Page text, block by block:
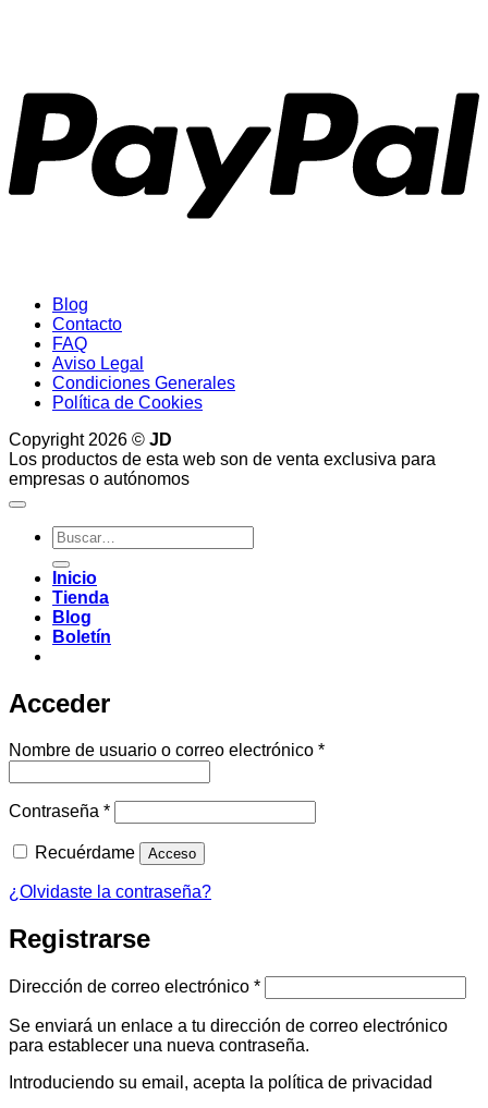
Blog
Contacto
FAQ
Aviso Legal
Condiciones Generales
Política de Cookies
Copyright 2026 © JD
Los productos de esta web son de venta exclusiva para
empresas o autónomos
Buscar
por:
Inicio
Tienda
Blog
Boletín
Acceder
Nombre de usuario o correo electrónico *Obligatorio
Contraseña *Obligatorio
Recuérdame Acceso
¿Olvidaste la contraseña?
Registrarse
Dirección de correo electrónico *Obligatorio
Se enviará un enlace a tu dirección de correo electrónico
para establecer una nueva contraseña.
Introduciendo su email, acepta la política de privacidad